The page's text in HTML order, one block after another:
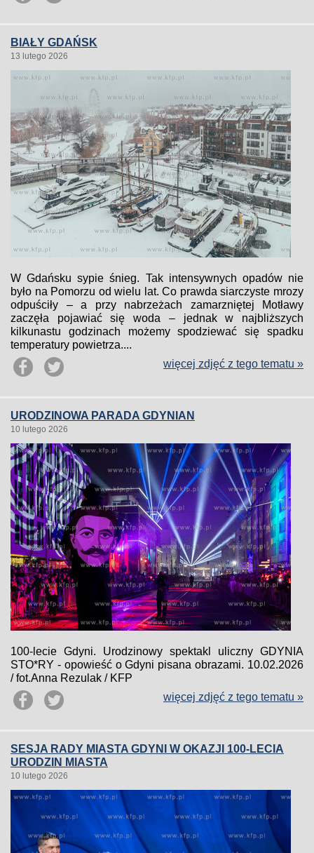
BIAŁY GDAŃSK
13 lutego 2026
W Gdańsku sypie śnieg. Tak intensywnych opadów nie
było na Pomorzu od wielu lat. Co prawda siarczyste mrozy
odpuściły – a przy nabrzeżach zamarzniętej Motławy
zaczęła pojawiać się woda – jednak w najbliższych
kilkunastu godzinach możemy spodziewać się spadku
temperatury powietrza....
więcej zdjęć z tego tematu »
URODZINOWA PARADA GDYNIAN
10 lutego 2026
100-lecie Gdyni. Urodzinowy spektakl uliczny GDYNIA
STO*RY - opowieść o Gdyni pisana obrazami. 10.02.2026
/ fot.Anna Rezulak / KFP
więcej zdjęć z tego tematu »
SESJA RADY MIASTA GDYNI W OKAZJI 100-LECIA
URODZIN MIASTA
10 lutego 2026